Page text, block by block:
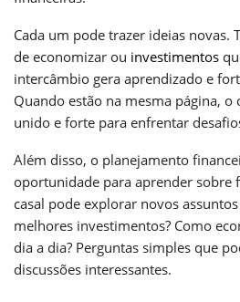
Cada um pode trazer ideias novas.
de economizar ou investimentos
intercâmbio gera aprendizado e
Quando estão na mesma página, o
unido e forte para enfrentar
Além disso, o planejamento
oportunidade para aprender sobre
casal pode explorar novos
melhores investimentos? Como
dia a dia? Perguntas simples que
discussões interessantes.